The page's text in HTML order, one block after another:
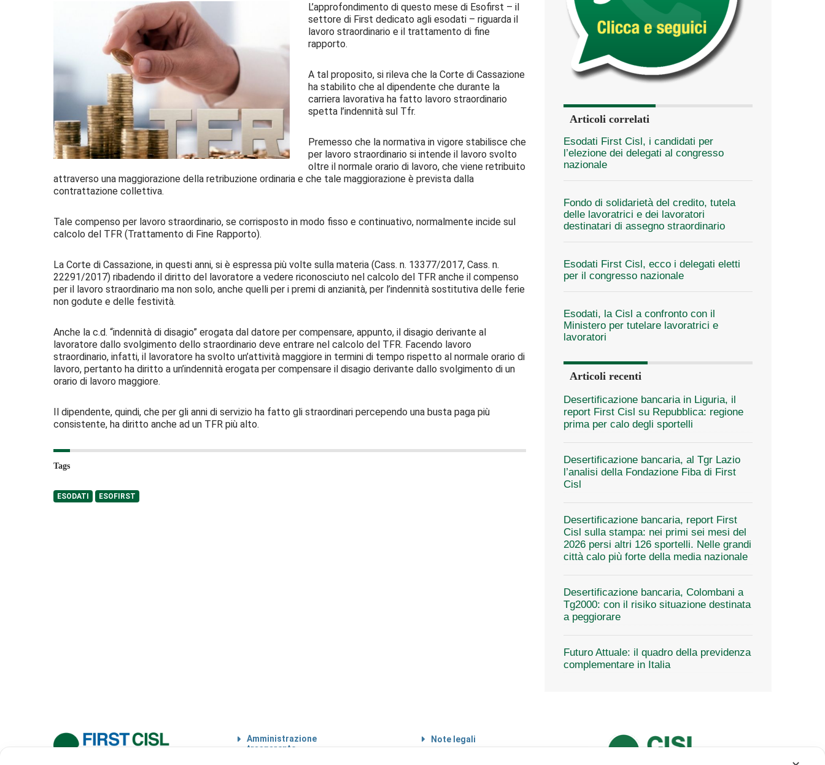
L’approfondimento di questo mese di Esofirst – il
settore di First dedicato agli esodati – riguarda il
lavoro straordinario e il trattamento di fine
rapporto.
A tal proposito, si rileva che la Corte di Cassazione
ha stabilito che al dipendente che durante la
carriera lavorativa ha fatto lavoro straordinario
spetta l’indennità sul Tfr.
Premesso che la normativa in vigore stabilisce che
per lavoro straordinario si intende il lavoro svolto
oltre il normale orario di lavoro, che viene retribuito
attraverso una maggiorazione della retribuzione ordinaria e che tale maggiorazione è prevista dalla
contrattazione collettiva.
Tale compenso per lavoro straordinario, se corrisposto in modo fisso e continuativo, normalmente incide sul
calcolo del TFR (Trattamento di Fine Rapporto).
La Corte di Cassazione, in questi anni, si è espressa più volte sulla materia (Cass. n. 13377/2017, Cass. n.
22291/2017) ribadendo il diritto del lavoratore a vedere riconosciuto nel calcolo del TFR anche il compenso
per il lavoro straordinario ma non solo, anche quelli per i premi di anzianità, per l’indennità sostitutiva delle ferie
non godute e delle festività.
Anche la c.d. “indennità di disagio” erogata dal datore per compensare, appunto, il disagio derivante al
lavoratore dallo svolgimento dello straordinario deve entrare nel calcolo del TFR. Facendo lavoro
straordinario, infatti, il lavoratore ha svolto un’attività maggiore in termini di tempo rispetto al normale orario di
lavoro, pertanto ha diritto a un’indennità erogata per compensare il disagio derivante dallo svolgimento di un
orario di lavoro maggiore.
Il dipendente, quindi, che per gli anni di servizio ha fatto gli straordinari percependo una busta paga più
consistente, ha diritto anche ad un TFR più alto.
Tags
ESODATI ESOFIRST
Articoli correlati
Esodati First Cisl, i candidati per
l’elezione dei delegati al congresso
nazionale
Fondo di solidarietà del credito, tutela
delle lavoratrici e dei lavoratori
destinatari di assegno straordinario
Esodati First Cisl, ecco i delegati eletti
per il congresso nazionale
Esodati, la Cisl a confronto con il
Ministero per tutelare lavoratrici e
lavoratori
Articoli recenti
Desertificazione bancaria in Liguria, il
report First Cisl su Repubblica: regione
prima per calo degli sportelli
Desertificazione bancaria, al Tgr Lazio
l’analisi della Fondazione Fiba di First
Cisl
Desertificazione bancaria, report First
Cisl sulla stampa: nei primi sei mesi del
2026 persi altri 126 sportelli. Nelle grandi
città calo più forte della media nazionale
Desertificazione bancaria, Colombani a
Tg2000: con il risiko situazione destinata
a peggiorare
Futuro Attuale: il quadro della previdenza
complementare in Italia
Amministrazione
trasparente
Note legali